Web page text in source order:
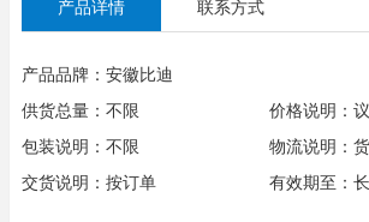
产品详情 联系方式
产品品牌：安徽比迪
供货总量：不限
价格说明：
包装说明：不限
物流说明：
交货说明：按订单
有效期至：